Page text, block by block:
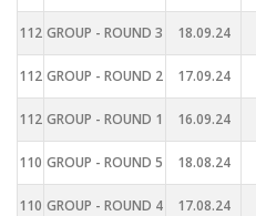
112 GROUP - ROUND 3 18.09.24
112 GROUP - ROUND 2 17.09.24
112 GROUP - ROUND 1 16.09.24
110 GROUP - ROUND 5 18.08.24
110 GROUP - ROUND 4 17.08.24